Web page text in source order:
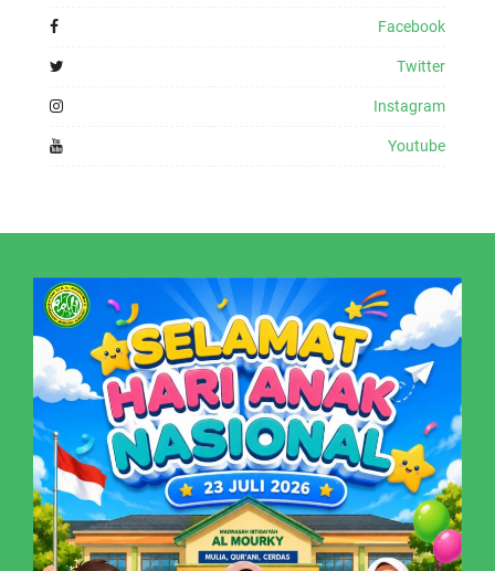
Facebook
Twitter
Instagram
Youtube